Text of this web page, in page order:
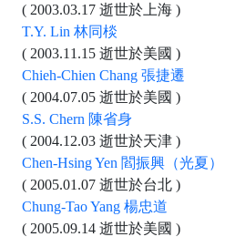
( 2003.03.17 逝世於上海 )
T.Y. Lin 林同棪
( 2003.11.15 逝世於美國 )
Chieh-Chien Chang 張捷遷
( 2004.07.05 逝世於美國 )
S.S. Chern 陳省身
( 2004.12.03 逝世於天津 )
Chen-Hsing Yen 閻振興（光夏）
( 2005.01.07 逝世於台北 )
Chung-Tao Yang 楊忠道
( 2005.09.14 逝世於美國 )